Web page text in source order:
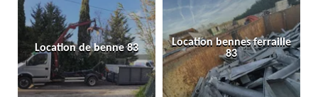
Location de benne 83
Location bennes ferraille
83